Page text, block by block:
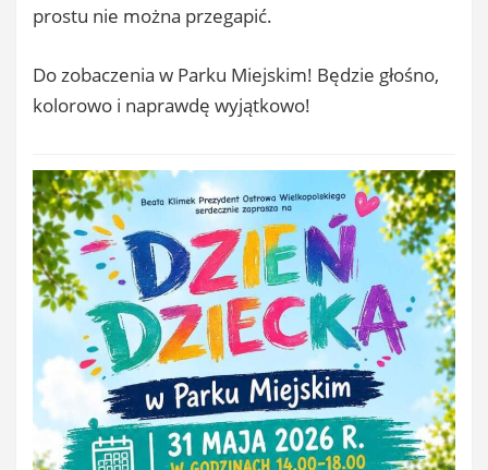
prostu nie można przegapić.
Do zobaczenia w Parku Miejskim! Będzie głośno,
kolorowo i naprawdę wyjątkowo!